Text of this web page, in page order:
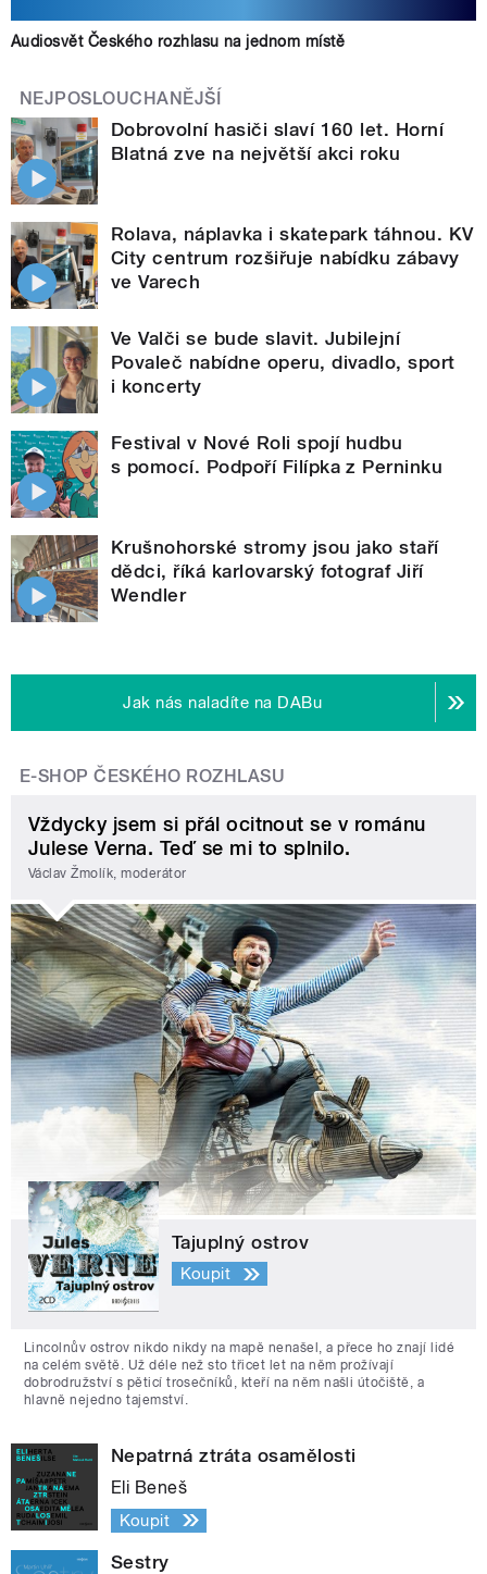
Audiosvět Českého rozhlasu na jednom místě
NEJPOSLOUCHANĚJŠÍ
Dobrovolní hasiči slaví 160 let. Horní
Blatná zve na největší akci roku
Rolava, náplavka i skatepark táhnou. KV
City centrum rozšiřuje nabídku zábavy
ve Varech
Ve Valči se bude slavit. Jubilejní
Povaleč nabídne operu, divadlo, sport
i koncerty
Festival v Nové Roli spojí hudbu
s pomocí. Podpoří Filípka z Perninku
Krušnohorské stromy jsou jako staří
dědci, říká karlovarský fotograf Jiří
Wendler
Jak nás naladíte na DABu
E-SHOP ČESKÉHO ROZHLASU
Vždycky jsem si přál ocitnout se v románu
Julese Verna. Teď se mi to splnilo.
Václav Žmolík, moderátor
Tajuplný ostrov
Koupit
Lincolnův ostrov nikdo nikdy na mapě nenašel, a přece ho znají lidé
na celém světě. Už déle než sto třicet let na něm prožívají
dobrodružství s pěticí trosečníků, kteří na něm našli útočiště, a
hlavně nejedno tajemství.
Nepatrná ztráta osamělosti
Eli Beneš
Koupit
Sestry